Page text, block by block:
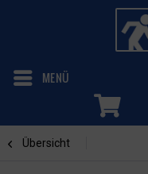
MENÜ
Übersicht